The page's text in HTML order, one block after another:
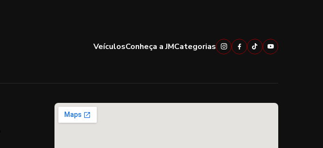
VeículosConheça a JMCategorias